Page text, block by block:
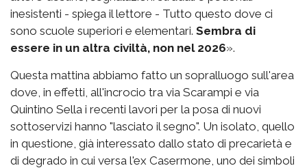
inesistenti - spiega il lettore - Tutto questo dove ci
sono scuole superiori e elementari. Sembra di
essere in un altra civiltà, non nel 2026».
Questa mattina abbiamo fatto un sopralluogo sull'area
dove, in effetti, all'incrocio tra via Scarampi e via
Quintino Sella i recenti lavori per la posa di nuovi
sottoservizi hanno "lasciato il segno". Un isolato, quello
in questione, già interessato dallo stato di precarietà e
di degrado in cui versa l'ex Casermone, uno dei simboli